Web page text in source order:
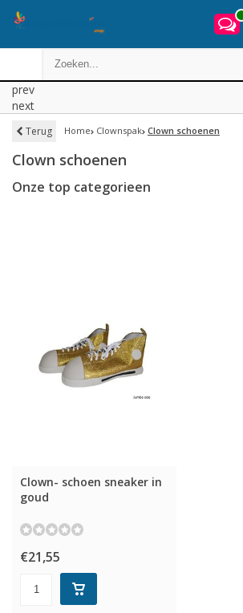
prev
next
Terug Home Clownspak Clown schoenen
Clown schoenen
Onze top categorieen
Clown- schoen sneaker in
goud
€21,55